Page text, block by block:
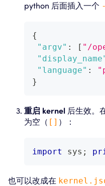
python 后面插入一个
{
"argv" : [ "/
"language" :
}
重启 kernel 后生效。
为空（ [] ）：
import sys ;
也可以改成在